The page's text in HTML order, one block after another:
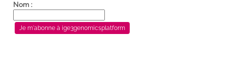
Nom :